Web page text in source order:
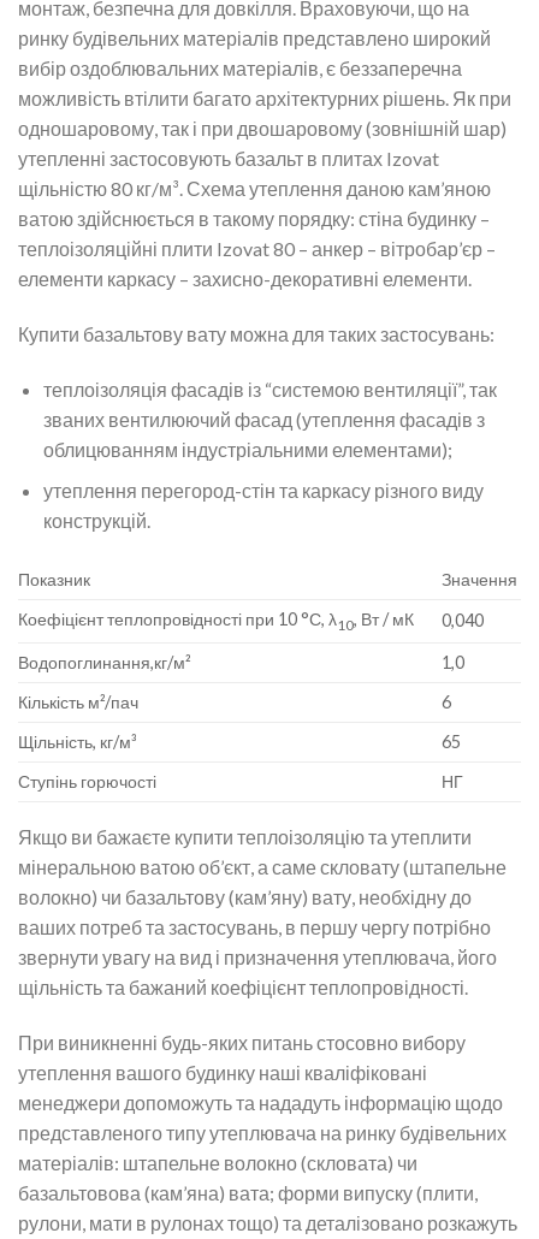
монтаж, безпечна для довкілля. Враховуючи, що на
ринку будівельних матеріалів представлено широкий
вибір оздоблювальних матеріалів, є беззаперечна
можливість втілити багато архітектурних рішень. Як при
одношаровому, так і при двошаровому (зовнішній шар)
утепленні застосовують базальт в плитах Izovat
щільністю 80 кг/м³. Схема утеплення даною кам’яною
ватою здійснюється в такому порядку: стіна будинку –
теплоізоляційні плити Izovat 80 – анкер – вітробар’єр –
елементи каркасу – захисно-декоративні елементи.
Купити базальтову вату можна для таких застосувань:
теплоізоляція фасадів із “системою вентиляції”, так
званих вентилюючий фасад (утеплення фасадів з
облицюванням індустріальними елементами);
утеплення перегород-стін та каркасу різного виду
конструкцій.
Показник
Значення
Коефіцієнт теплопровідності при 10 °С, λ10, Вт / мК 0,040
Водопоглинання,кг/м²
1,0
Кількість м²/пач
6
Щільність, кг/м³
65
Ступінь горючості
НГ
Якщо ви бажаєте купити теплоізоляцію та утеплити
мінеральною ватою об’єкт, а саме скловату (штапельне
волокно) чи базальтову (кам’яну) вату, необхідну до
ваших потреб та застосувань, в першу чергу потрібно
звернути увагу на вид і призначення утеплювача, його
щільність та бажаний коефіцієнт теплопровідності.
При виникненні будь-яких питань стосовно вибору
утеплення вашого будинку наші кваліфіковані
менеджери допоможуть та нададуть інформацію щодо
представленого типу утеплювача на ринку будівельних
матеріалів: штапельне волокно (скловата) чи
базальтовова (кам’яна) вата; форми випуску (плити,
рулони, мати в рулонах тощо) та деталізовано розкажуть